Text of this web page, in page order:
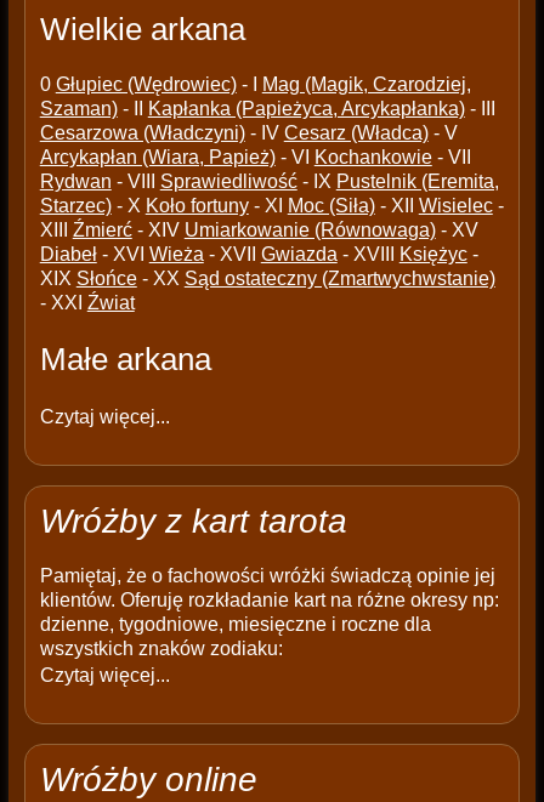
Wielkie arkana
0 Głupiec (Wędrowiec)- I
Mag (Magik, Czarodziej,
Szaman)- II Kapłanka (Papieżyca, Arcykapłanka)- III
Cesarzowa (Władczyni)- IV Cesarz (Władca)- V
Arcykapłan (Wiara, Papież)- VI Kochankowie- VII
Rydwan - VIII Sprawiedliwość- IX Pustelnik (Eremita,
Starzec)- X Koło fortuny- XI Moc (Siła)- XII Wisielec-
XIII Źmierć- XIV Umiarkowanie (Równowaga)- XV
Diabeł- XVI Wieża - XVII Gwiazda - XVIII Księżyc-
XIX Słońce- XX Sąd ostateczny (Zmartwychwstanie)
- XXI Źwiat
Małe arkana
Czytaj więcej...
Wróżby z kart tarota
Pamiętaj, że o fachowości wróżki świadczą opinie jej
klientów. Oferuję rozkładanie kart na różne okresy np:
dzienne, tygodniowe, miesięczne i roczne dla
wszystkich znaków zodiaku:
Czytaj więcej...
Wróżby online